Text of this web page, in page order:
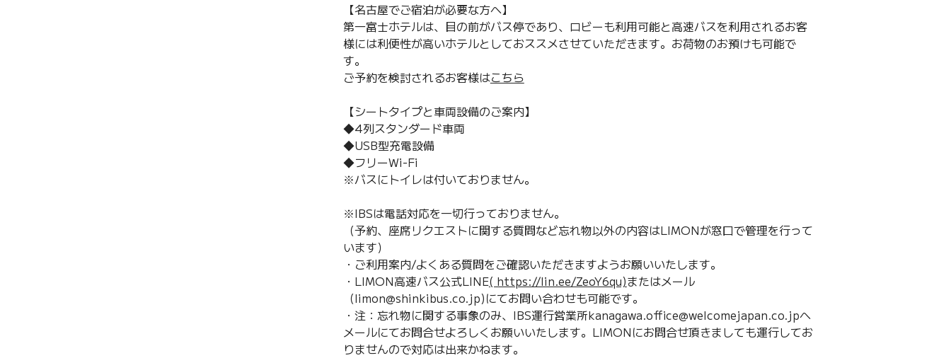
【名古屋でご宿泊が必要な方へ】
第一富士ホテルは、目の前がバス停であり、ロビーも利用可能と高速バスを利用されるお客
様には利便性が高いホテルとしておススメさせていただきます。お荷物のお預けも可能で
す。
ご予約を検討されるお客様はこちら
【シートタイプと車両設備のご案内】
◆4列スタンダード車両
◆USB型充電設備
◆フリーWi-Fi
※バスにトイレは付いておりません。
※IBSは電話対応を一切行っておりません。
（予約、座席リクエストに関する質問など忘れ物以外の内容はLIMONが窓口で管理を行って
います）
・ご利用案内/よくある質問をご確認いただきますようお願いいたします。
・LIMON高速バス公式LINE( https://lin.ee/ZeoY6qu)またはメール
（limon@shinkibus.co.jp)にてお問い合わせも可能です。
・注：忘れ物に関する事象のみ、IBS運行営業所kanagawa.office@welcomejapan.co.jpへ
メールにてお問合せよろしくお願いいたします。LIMONにお問合せ頂きましても運行してお
りませんので対応は出来かねます。